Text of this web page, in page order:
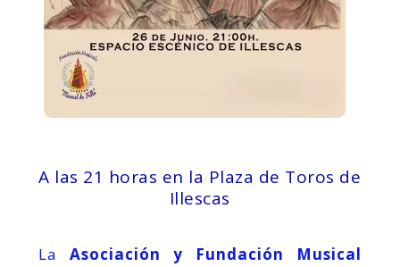
A las 21 horas en la Plaza de Toros de
Illescas
La Asociación y Fundación Musical